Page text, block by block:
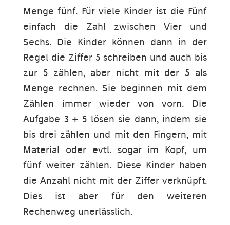
Menge fünf. Für viele Kinder ist die Fünf
einfach die Zahl zwischen Vier und
Sechs. Die Kinder können dann in der
Regel die Ziffer 5 schreiben und auch bis
zur 5 zählen, aber nicht mit der 5 als
Menge rechnen. Sie beginnen mit dem
Zählen immer wieder von vorn. Die
Aufgabe 3 + 5 lösen sie dann, indem sie
bis drei zählen und mit den Fingern, mit
Material oder evtl. sogar im Kopf, um
fünf weiter zählen. Diese Kinder haben
die Anzahl nicht mit der Ziffer verknüpft.
Dies ist aber für den weiteren
Rechenweg unerlässlich.